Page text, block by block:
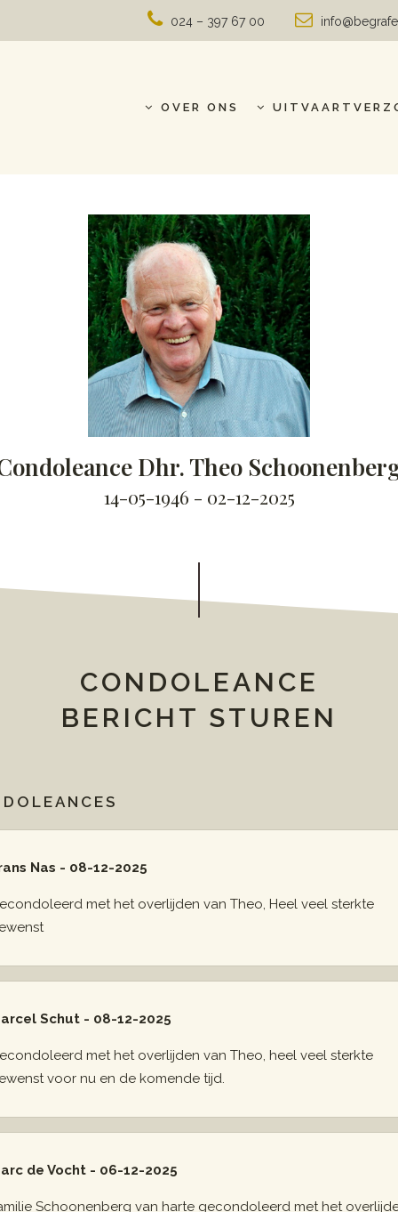
024 – 397 67 00
OVER ONS
Dhr. Theo
14-05-1946 - 02-12-2025
CONDOLEANCE
BERICHT STUREN
Nas - 08-12-2025
met het overlijden van Theo, Heel veel sterkte
Schut - 08-12-2025
met het overlijden van Theo, heel veel sterkte
voor nu en de komende tijd.
de Vocht - 06-12-2025
Schoonenberg van harte gecondoleerd met het